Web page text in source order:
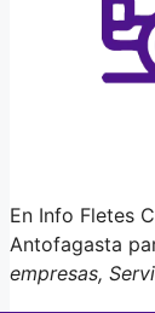
En Info Fletes
Antofagasta
empresas,